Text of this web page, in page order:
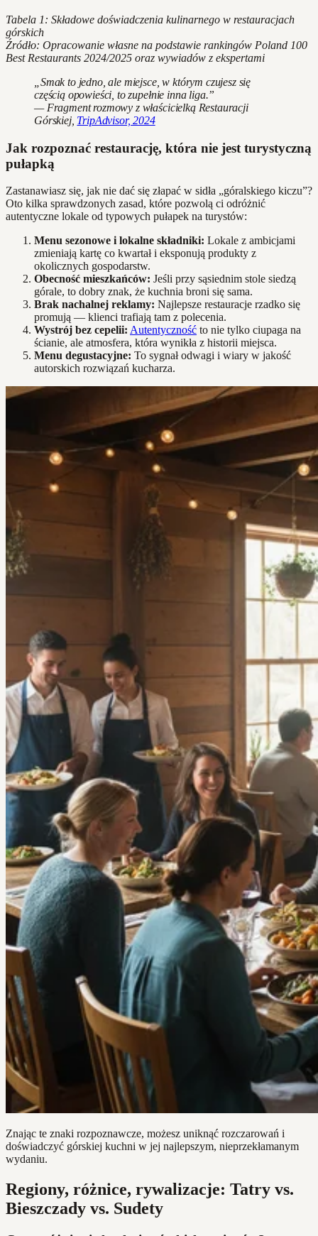
Tabela 1: Składowe doświadczenia kulinarnego w restauracjach
górskich
Źródło: Opracowanie własne na podstawie rankingów Poland 100
Best Restaurants 2024/2025 oraz wywiadów z ekspertami
„Smak to jedno, ale miejsce, w którym czujesz się
częścią opowieści, to zupełnie inna liga.”
— Fragment rozmowy z właścicielką Restauracji
Górskiej, TripAdvisor, 2024
Jak rozpoznać restaurację, która nie jest turystyczną
pułapką
Zastanawiasz się, jak nie dać się złapać w sidła „góralskiego kiczu”?
Oto kilka sprawdzonych zasad, które pozwolą ci odróżnić
autentyczne lokale od typowych pułapek na turystów:
Menu sezonowe i lokalne składniki: Lokale z ambicjami
zmieniają kartę co kwartał i eksponują produkty z
okolicznych gospodarstw.
Obecność mieszkańców: Jeśli przy sąsiednim stole siedzą
górale, to dobry znak, że kuchnia broni się sama.
Brak nachalnej reklamy: Najlepsze restauracje rzadko się
promują — klienci trafiają tam z polecenia.
Wystrój bez cepelii: Autentyczność to nie tylko ciupaga na
ścianie, ale atmosfera, która wynikła z historii miejsca.
Menu degustacyjne: To sygnał odwagi i wiary w jakość
autorskich rozwiązań kucharza.
Znając te znaki rozpoznawcze, możesz uniknąć rozczarowań i
doświadczyć górskiej kuchni w jej najlepszym, nieprzekłamanym
wydaniu.
Regiony, różnice, rywalizacje: Tatry vs.
Bieszczady vs. Sudety